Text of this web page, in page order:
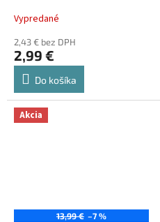
Vypredané
2,43 € bez DPH
2,99 €
Do košíka
Akcia
13,99 € –7 %